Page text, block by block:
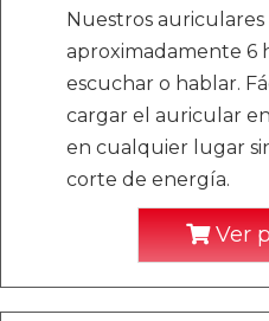
Nuestros
aproximadamente 6
escuchar o hablar.
cargar el auricular
en cualquier lugar
corte de energía.
Ver